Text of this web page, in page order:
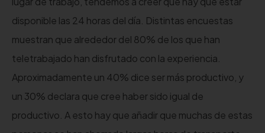
disponible las 24 horas del día. Distintas encuestas
muestran que alrededor del 80% de los que han
teletrabajado han disfrutado con la experiencia.
Aproximadamente un 40% dice ser más productivo, y
un 30% declara que cree haber sido igual de
productivo. A esto hay que añadir que muchas de estas